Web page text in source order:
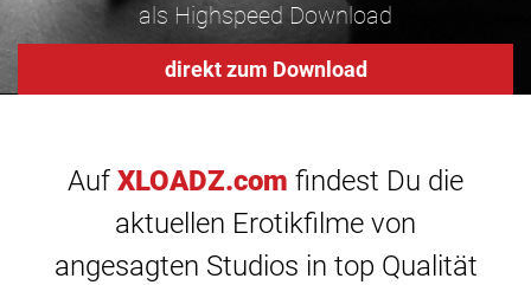
als Highspeed Download
direkt zum Download
Auf XLOADZ.com findest Du die
aktuellen Erotikfilme von
angesagten Studios in top Qualität